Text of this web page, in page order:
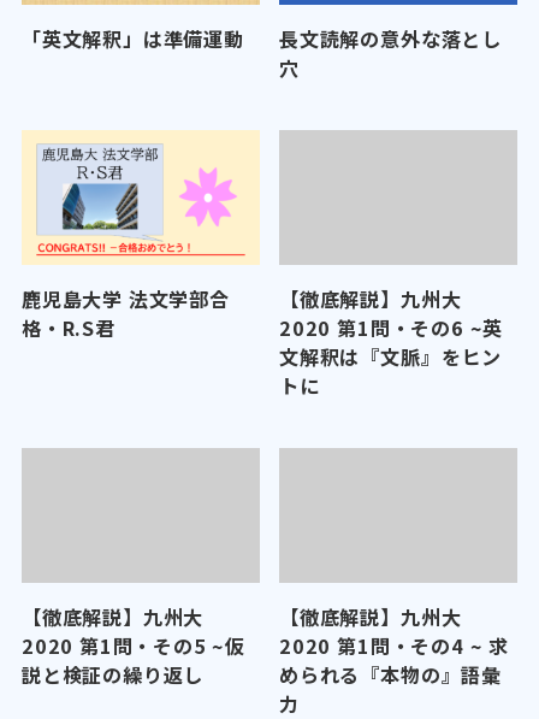
「英文解釈」は準備運動
長文読解の意外な落とし
穴
鹿児島大学 法文学部合
格・R.S君
【徹底解説】九州大
2020 第1問・その6 ~英
文解釈は『文脈』をヒン
トに
【徹底解説】九州大
2020 第1問・その5 ~仮
説と検証の繰り返し
【徹底解説】九州大
2020 第1問・その4 ~ 求
められる『本物の』語彙
力